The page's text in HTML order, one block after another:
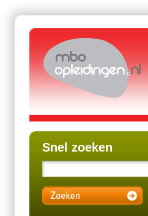
Snel zoeken